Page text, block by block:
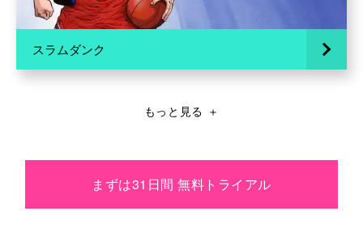
スラムダンク
もっと見る ＋
まずは31日間 無料トライアル